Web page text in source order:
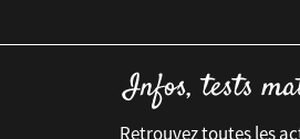
Retrouvez toutes les